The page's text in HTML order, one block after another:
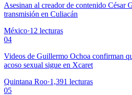
Asesinan al creador de contenido César
transmisión en Culiacán
México·12 lecturas
04
Videos de Guillermo Ochoa confirman
acoso sexual sigue en Xcaret
Quintana Roo·1,391 lecturas
05